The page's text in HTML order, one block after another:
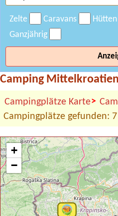
Zelte Caravans Hütten
Ganzjährig
Camping Mittelkroatien
Campingplätze Karte>
Campingplätze gefunden: 7
+
−